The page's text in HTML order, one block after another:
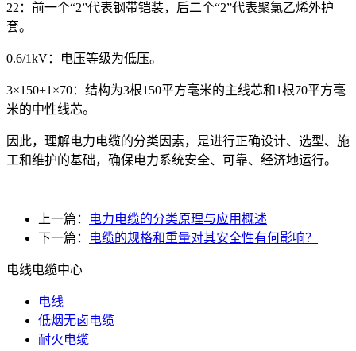
22：前一个“2”代表钢带铠装，后二个“2”代表聚氯乙烯外护
套。
0.6/1kV：电压等级为低压。
3×150+1×70：结构为3根150平方毫米的主线芯和1根70平方毫
米的中性线芯。
因此，理解电力电缆的分类因素，是进行正确设计、选型、施
工和维护的基础，确保电力系统安全、可靠、经济地运行。
上一篇：
电力电缆的分类原理与应用概述
下一篇：
电缆的规格和重量对其安全性有何影响？
电线电缆中心
电线
低烟无卤电缆
耐火电缆